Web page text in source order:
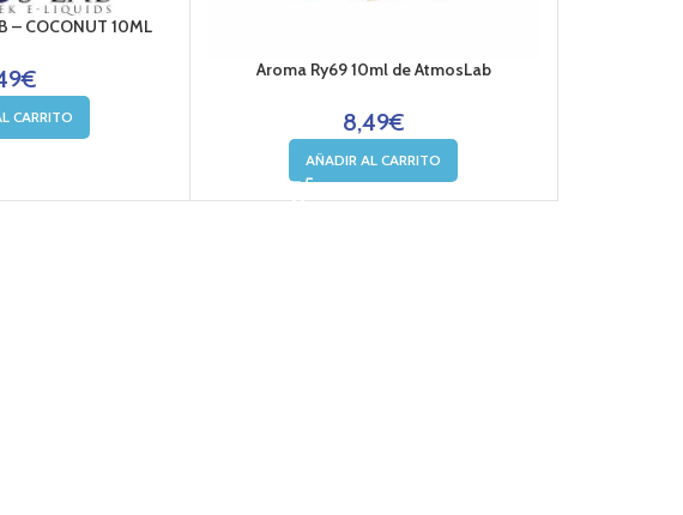
– COCONUT 10ML
€
CARRITO
Aroma Ry69 10ml de AtmosLab
8,49€
AÑADIR AL CARRITO